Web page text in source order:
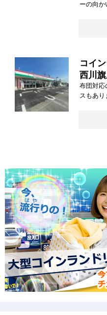
ーの向か
コイ
西川
布団対応
スもあ